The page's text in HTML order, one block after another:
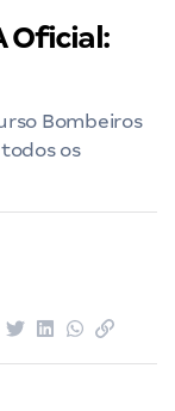
Oficial:
Bombeiros
os